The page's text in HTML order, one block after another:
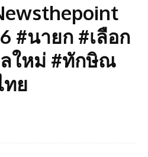
#นายก #เลือก
ใหม่ #ทักษิณ
ย